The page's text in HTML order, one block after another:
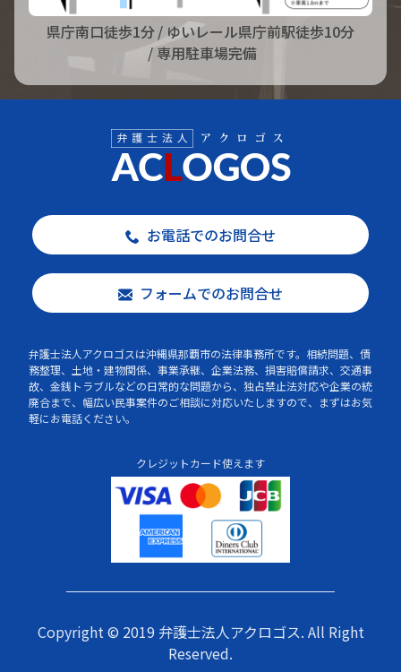
県庁南口徒歩1分/ ゆいレール県庁前駅徒歩10分
/ 専用駐車場完備
お電話でのお問合せ
フォームでのお問合せ
弁護士法人アクロゴスは沖縄県那覇市の法律事務所です。相続問題、債
務整理、土地・建物関係、事業承継、企業法務、損害賠償請求、交通事
故、金銭トラブルなどの日常的な問題から、独占禁止法対応や企業の統
廃合まで、幅広い民事案件のご相談に対応いたしますので、まずはお気
軽にお電話ください。
クレジットカード使えます
Copyright © 2019 弁護士法人アクロゴス. All Right
Reserved.